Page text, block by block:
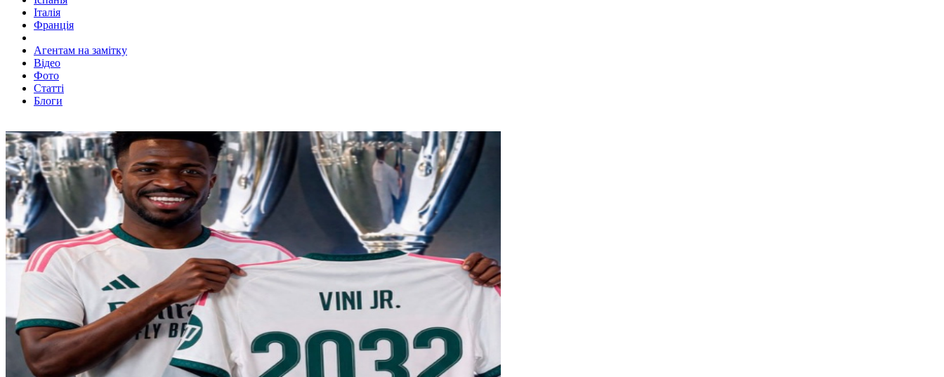
Італія
Франція
Агентам на замітку
Відео
Фото
Статті
Блоги